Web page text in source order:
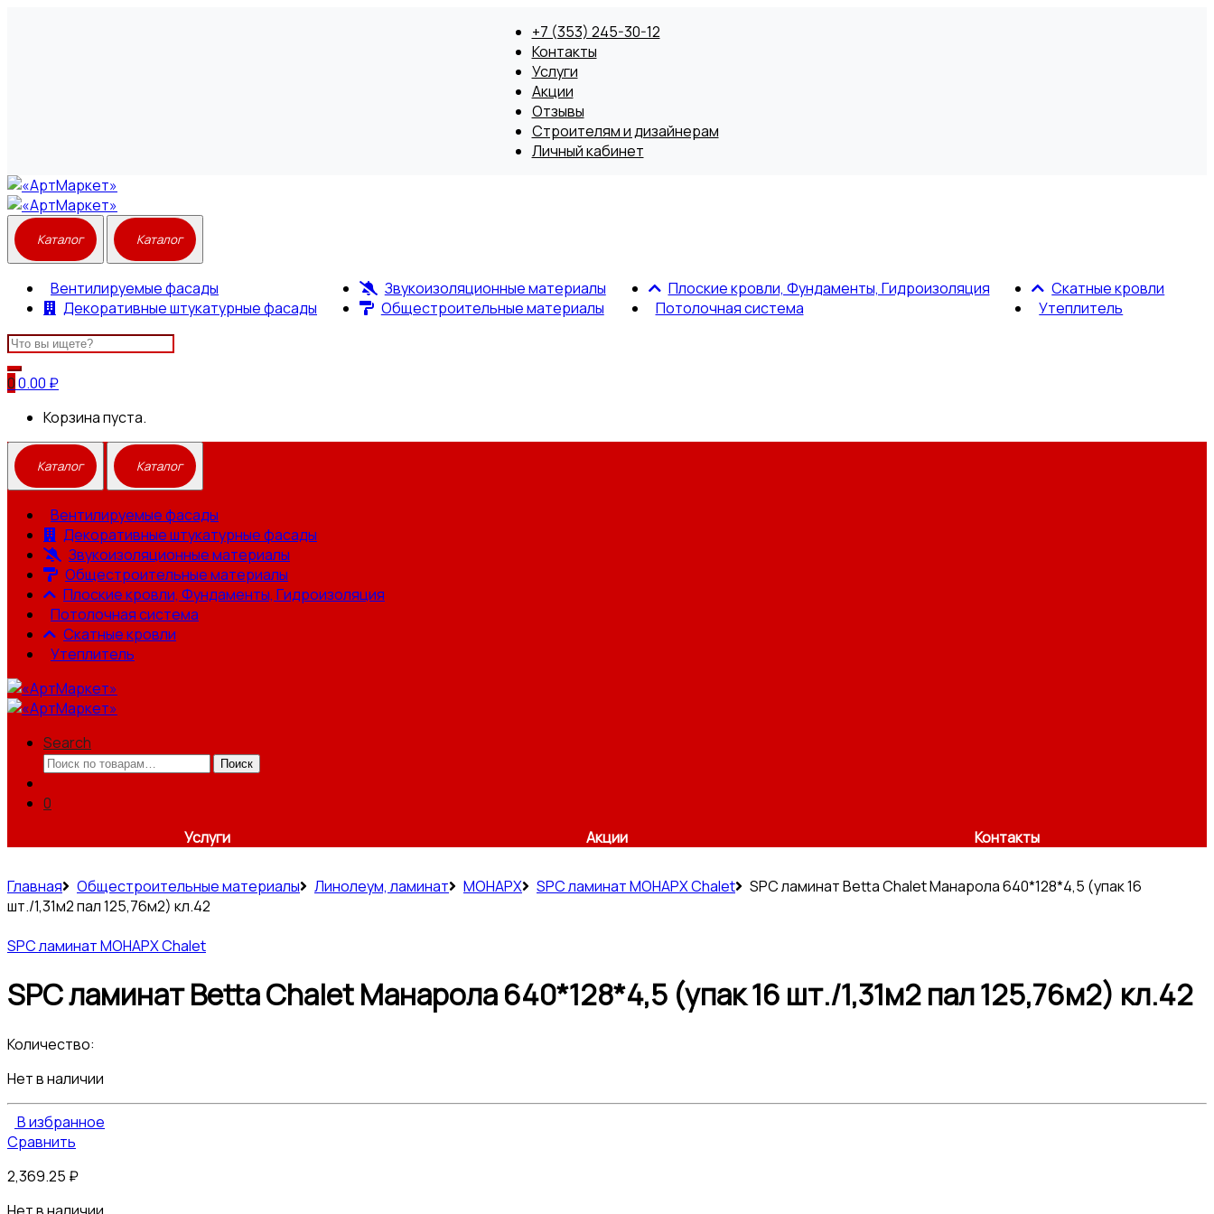
Вентилируемые фасады
Декоративные штукатурные фасады
Звукоизоляционные материалы
Общестроительные материалы
Плоские кровли, Фундаменты, Гидроизоляция
Потолочная система
Скатные кровли
Утеплитель
Search
for:
00.00 ₽
Корзина пуста.
+7 (353) 245-30-12
Контакты
Услуги
Акции
Отзывы
Строителям и дизайнерам
Личный кабинет
Вентилируемые фасады
Декоративные штукатурные фасады
Звукоизоляционные материалы
Общестроительные материалы
Плоские кровли, Фундаменты, Гидроизоляция
Потолочная система
Скатные кровли
Утеплитель
Search
Искать:
Поиск
0
Услуги
Акции Контакты
Главная Общестроительные материалы Линолеум, ламинат МОНАРХ SPC ламинат МОНАРХ Chalet
SPC ламинат Betta Chalet Манарола 640*128*4,5 (упак 16
шт./1,31м2 пал 125,76м2) кл.42
SPC ламинат МОНАРХ Chalet
SPC ламинат Betta Chalet Манарола 640*128*4,5 (упак 16 шт./1,31м2 пал 125,76м2) кл.42
Количество:
Нет в наличии
В избранное
Сравнить
2,369.25 ₽